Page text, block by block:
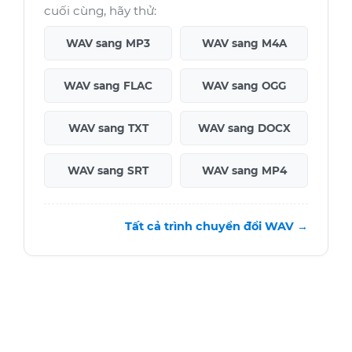
cuối cùng, hãy thử:
WAV sang MP3 WAV sang M4A
WAV sang FLAC WAV sang OGG
WAV sang TXT WAV sang DOCX
WAV sang SRT WAV sang MP4
Tất cả trình chuyển đổi WAV →